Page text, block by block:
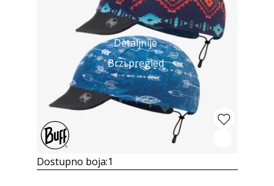
Detaljnije
Brzi pregled
Dostupno boja:1